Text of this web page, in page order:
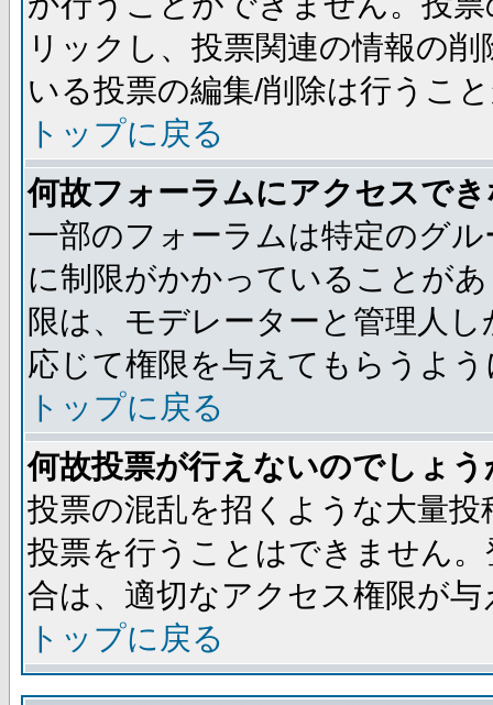
リックし、投票関連の情報の
いる投票の編集/削除は行うこ
トップに戻る
何故フォーラムにアクセスで
一部のフォーラムは特定のグ
に制限がかかっていることが
限は、モデレーターと管理人
応じて権限を与えてもらうよ
トップに戻る
何故投票が行えないのでしょう
投票の混乱を招くような大量
投票を行うことはできません
合は、適切なアクセス権限が
トップに戻る